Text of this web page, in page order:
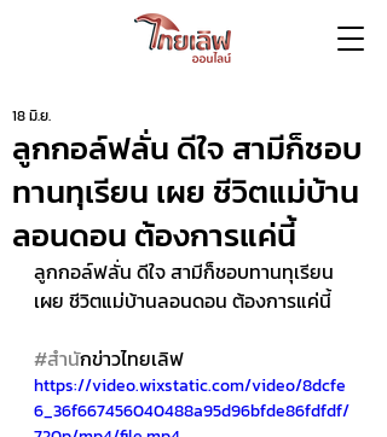
ลูกกอล์ฟลั่น ดีใจ สามีก็ชอบ
ทานทุเรียน เผย ชีวิตแม่บ้าน
ลอนดอน ต้องการแค่นี้
18 มิ.ย.
ลูกกอล์ฟลั่น ดีใจ สามีก็ชอบทานทุเรียน
เผย ชีวิตแม่บ้านลอนดอน ต้องการแค่นี้
#สำนักข่าวไทยเลิฟ
https://video.wixstatic.com/video/8dcfe
6_36f667456040488a95d96bfde86fdfdf/